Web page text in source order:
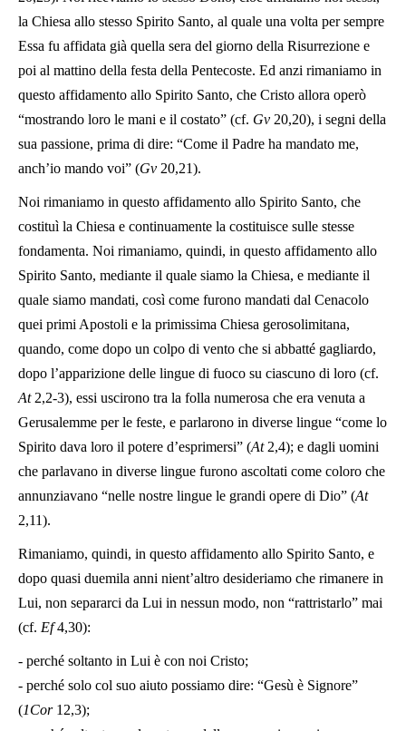
la Chiesa allo stesso Spirito Santo, al quale una volta per sempre
Essa fu affidata già quella sera del giorno della Risurrezione e
poi al mattino della festa della Pentecoste. Ed anzi rimaniamo in
questo affidamento allo Spirito Santo, che Cristo allora operò
“mostrando loro le mani e il costato” (cf. Gv 20,20), i segni della
sua passione, prima di dire: “Come il Padre ha mandato me,
anch’io mando voi” (Gv 20,21).
Noi rimaniamo in questo affidamento allo Spirito Santo, che
costituì la Chiesa e continuamente la costituisce sulle stesse
fondamenta. Noi rimaniamo, quindi, in questo affidamento allo
Spirito Santo, mediante il quale siamo la Chiesa, e mediante il
quale siamo mandati, così come furono mandati dal Cenacolo
quei primi Apostoli e la primissima Chiesa gerosolimitana,
quando, come dopo un colpo di vento che si abbatté gagliardo,
dopo l’apparizione delle lingue di fuoco su ciascuno di loro (cf.
At2,2-3), essi uscirono tra la folla numerosa che era venuta a
Gerusalemme per le feste, e parlarono in diverse lingue “come lo
Spirito dava loro il potere d’esprimersi” (At 2,4); e dagli uomini
che parlavano in diverse lingue furono ascoltati come coloro che
annunziavano “nelle nostre lingue le grandi opere di Dio” (At
2,11).
Rimaniamo, quindi, in questo affidamento allo Spirito Santo, e
dopo quasi duemila anni nient’altro desideriamo che rimanere in
Lui, non separarci da Lui in nessun modo, non “rattristarlo” mai
(cf. Ef4,30):
- perché soltanto in Lui è con noi Cristo;
- perché solo col suo aiuto possiamo dire: “Gesù è Signore”
(1Cor 12,3);